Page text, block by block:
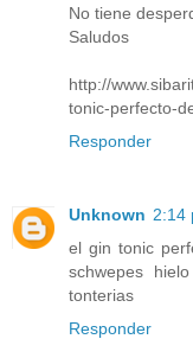
No tiene
Saludos
http://
tonic-perfecto-
Responder
Unknown 2:14
el gin tonic
schwepes
tonterias
Responder